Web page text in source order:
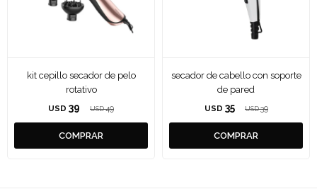
kit cepillo secador de pelo
rotativo
USD 39 USD 49
secador de cabello con soporte
de pared
USD 35 USD 39